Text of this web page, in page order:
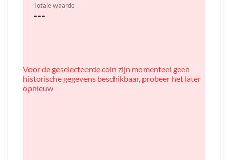
Totale waarde
---
Voor de geselecteerde coin zijn momenteel geen
historische gegevens beschikbaar, probeer het later
opnieuw